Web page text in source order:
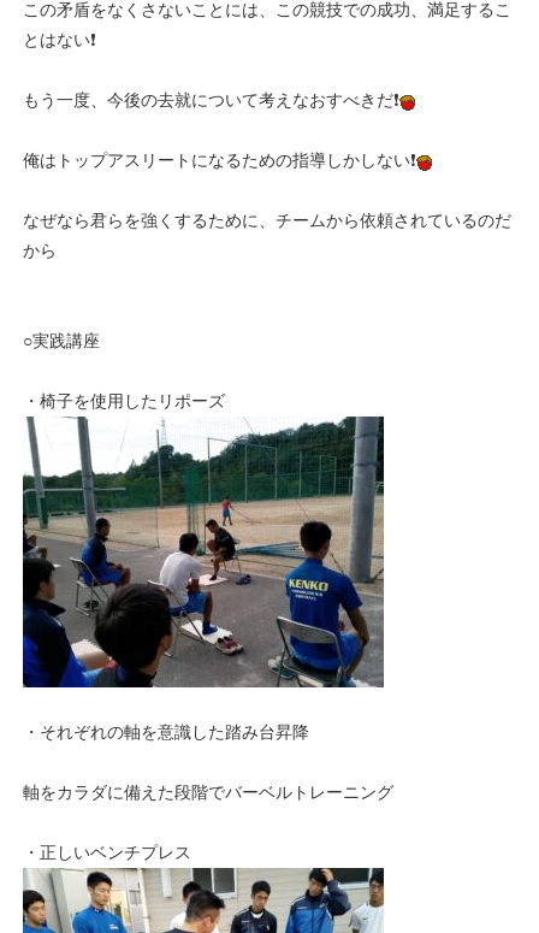
この矛盾をなくさないことには、この競技での成功、満足するこ
とはない❗
もう一度、今後の去就について考えなおすべきだ❗
俺はトップアスリートになるための指導しかしない❗
なぜなら君らを強くするために、チームから依頼されているのだ
から
○実践講座
・椅子を使用したリポーズ
・それぞれの軸を意識した踏み台昇降
軸をカラダに備えた段階でバーベルトレーニング
・正しいベンチプレス